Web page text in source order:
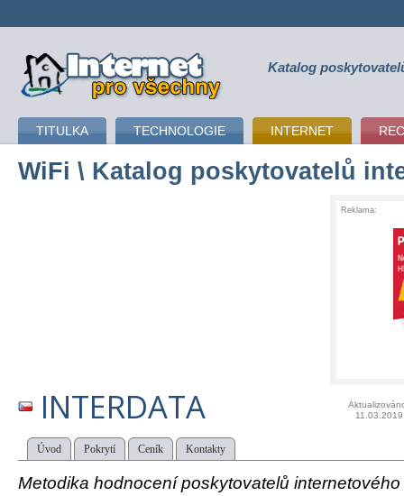
připojení k internetu Katalog
TITULKA TECHNOLOGIE INTERNET
WiFi \ Katalog poskytovatelů
Reklama:
INTERDATA
11.03.2019
Úvod Pokrytí Ceník Kontakty
Metodika hodnocení poskytovatelů